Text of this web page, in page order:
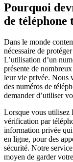
Pourquoi
de
Dans le monde
nécessaire de
L’utilisation d’un
présente de
leur vie privée. Nous
des numéros de
demander d’utiliser
Lorsque vous utilisez
vérification par
information privée
en ligne, pour des
sécurité. Notre
moyen de garder